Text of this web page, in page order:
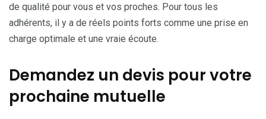
de qualité pour vous et vos proches. Pour tous les
adhérents, il y a de réels points forts comme une prise en
charge optimale et une vraie écoute.
Demandez un devis pour votre
prochaine mutuelle